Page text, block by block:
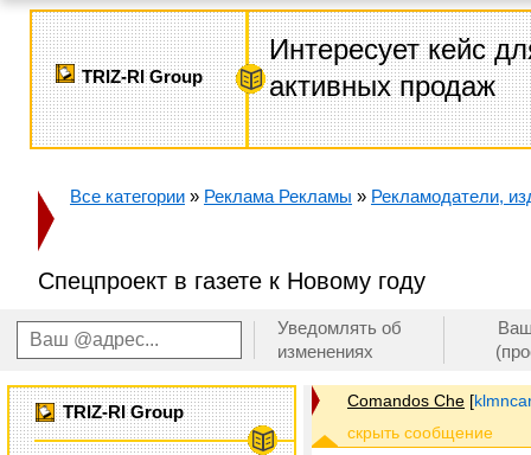
TRIZ-RI Group
Интересует кейс
активных продаж
Все категории » Реклама Рекламы » Рекламодатели,
Спецпроект в газете к Новому году
Уведомлять об
изменениях
TRIZ-RI Group
Comandos Che [